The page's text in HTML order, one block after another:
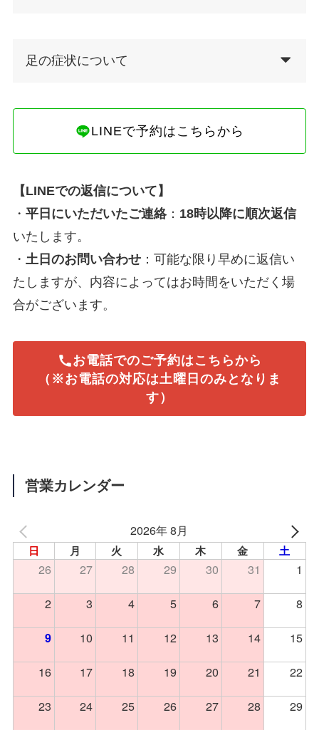
足の症状について
LINEで予約はこちらから
【LINEでの返信について】
・ 平日にいただいたご連絡： 18時以降に順次返信
いたします。
・ 土日のお問い合わせ：可能な限り早めに返信い
たしますが、内容によってはお時間をいただく場
合がございます。
お電話でのご予約はこちらから
（※お電話の対応は土曜日のみとなりま
す）
営業カレンダー
2026年 8月
日 月 火 水 木 金 土
26 27 28 29 30 31
1
2
3 4 5 6 7 8
9 10 11 12 13 14
15
16
17 18 19 20 21
22
23
24 25 26 27 28
29